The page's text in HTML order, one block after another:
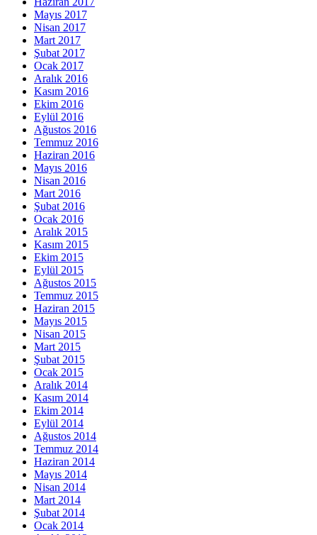
Mayıs 2017
Nisan 2017
Mart 2017
Şubat 2017
Ocak 2017
Aralık 2016
Kasım 2016
Ekim 2016
Eylül 2016
Ağustos 2016
Temmuz 2016
Haziran 2016
Mayıs 2016
Nisan 2016
Mart 2016
Şubat 2016
Ocak 2016
Aralık 2015
Kasım 2015
Ekim 2015
Eylül 2015
Ağustos 2015
Temmuz 2015
Haziran 2015
Mayıs 2015
Nisan 2015
Mart 2015
Şubat 2015
Ocak 2015
Aralık 2014
Kasım 2014
Ekim 2014
Eylül 2014
Ağustos 2014
Temmuz 2014
Haziran 2014
Mayıs 2014
Nisan 2014
Mart 2014
Şubat 2014
Ocak 2014